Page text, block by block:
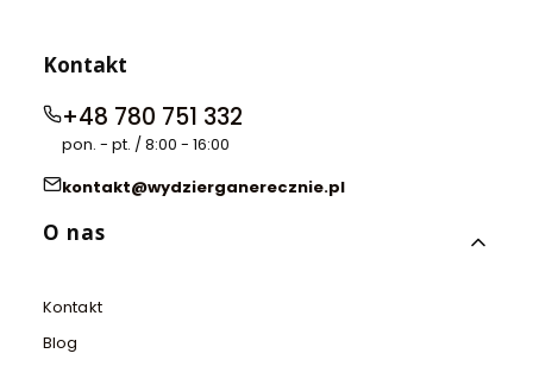
Kontakt
+48 780 751 332
pon. - pt. / 8:00 - 16:00
kontakt@wydzierganerecznie.pl
Linki w stopce
O nas
Kontakt
Blog